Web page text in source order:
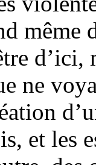
d’ici,
ne
et les